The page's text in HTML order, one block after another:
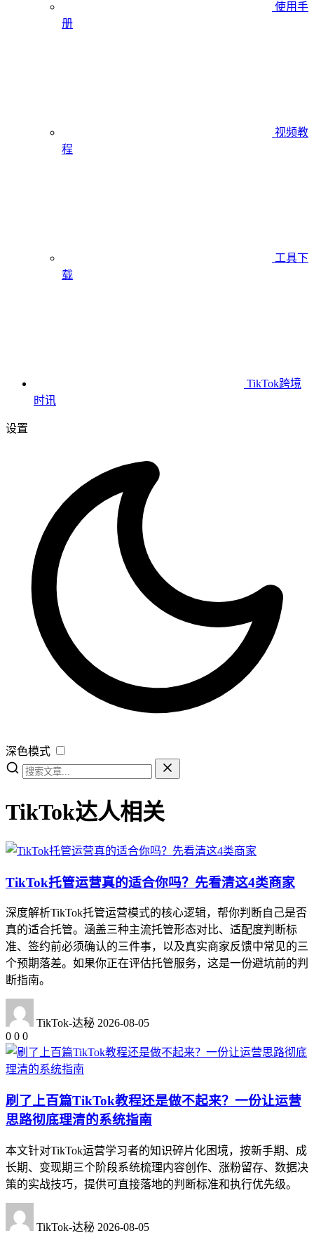
使用手
册
视频教
程
工具下
载
TikTok跨境
时讯
设置
深色模式
TikTok达人相关
TikTok托管运营真的适合你吗？先看清这4类商家
深度解析TikTok托管运营模式的核心逻辑，帮你判断自己是否
真的适合托管。涵盖三种主流托管形态对比、适配度判断标
准、签约前必须确认的三件事，以及真实商家反馈中常见的三
个预期落差。如果你正在评估托管服务，这是一份避坑前的判
断指南。
TikTok-达秘 2026-08-05
0 0 0
刷了上百篇TikTok教程还是做不起来？一份让运营
思路彻底理清的系统指南
本文针对TikTok运营学习者的知识碎片化困境，按新手期、成
长期、变现期三个阶段系统梳理内容创作、涨粉留存、数据决
策的实战技巧，提供可直接落地的判断标准和执行优先级。
TikTok-达秘 2026-08-05